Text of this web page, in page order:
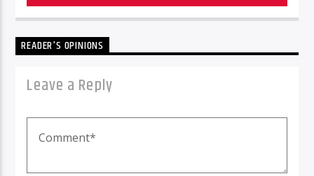
READER'S OPINIONS
Leave a Reply